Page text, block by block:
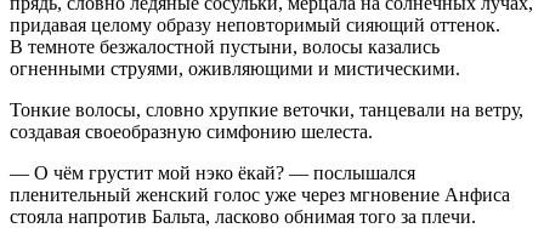
придавая целому образу неповторимый сияющий оттенок.
В темноте безжалостной пустыни, волосы казались
огненными струями, оживляющими и мистическими.
Тонкие волосы, словно хрупкие веточки, танцевали на ветру,
создавая своеобразную симфонию шелеста.
— О чём грустит мой нэко ёкай? — послышался
пленительный женский голос уже через мгновение Анфиса
стояла напротив Бальта, ласково обнимая того за плечи.